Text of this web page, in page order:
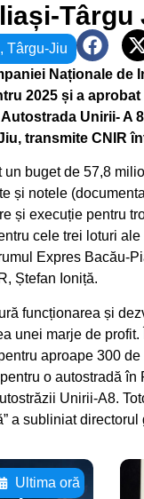
Târgu
, Târgu-Jiu
Naționale de
2025 și a
Unirii- A
transmite CNIR
buget de 57,8
și notele
și execuție pentru
cele trei loturi
Expres Bacău-
Ștefan Ioniță.
funcționarea și
unei marje de
aproape 300
o autostradă
Unirii-A8.
a subliniat
Ultima oră